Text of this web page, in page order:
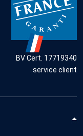
BV Cert. 17719340
service client